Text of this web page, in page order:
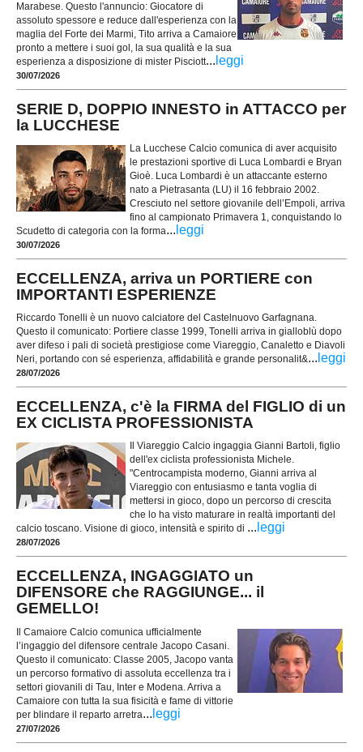
Marabese. Questo l'annuncio: Giocatore di
assoluto spessore e reduce dall'esperienza con la
maglia del Forte dei Marmi, Tito arriva a Camaiore
pronto a mettere i suoi gol, la sua qualità e la sua
esperienza a disposizione di mister Pisciott... leggi
30/07/2026
SERIE D, DOPPIO INNESTO in ATTACCO per
la LUCCHESE
La Lucchese Calcio comunica di aver acquisito
le prestazioni sportive di Luca Lombardi e Bryan
Gioè. Luca Lombardi è un attaccante esterno
nato a Pietrasanta (LU) il 16 febbraio 2002.
Cresciuto nel settore giovanile dell’Empoli, arriva
fino al campionato Primavera 1, conquistando lo
Scudetto di categoria con la forma... leggi
30/07/2026
ECCELLENZA, arriva un PORTIERE con
IMPORTANTI ESPERIENZE
Riccardo Tonelli è un nuovo calciatore del Castelnuovo Garfagnana.
Questo il comunicato: Portiere classe 1999, Tonelli arriva in gialloblù dopo
aver difeso i pali di società prestigiose come Viareggio, Canaletto e Diavoli
Neri, portando con sé esperienza, affidabilità e grande personalit&... leggi
28/07/2026
ECCELLENZA, c'è la FIRMA del FIGLIO di un
EX CICLISTA PROFESSIONISTA
Il Viareggio Calcio ingaggia Gianni Bartoli, figlio
dell'ex ciclista professionista Michele.
"Centrocampista moderno, Gianni arriva al
Viareggio con entusiasmo e tanta voglia di
mettersi in gioco, dopo un percorso di crescita
che lo ha visto maturare in realtà importanti del
calcio toscano. Visione di gioco, intensità e spirito di ... leggi
28/07/2026
ECCELLENZA, INGAGGIATO un
DIFENSORE che RAGGIUNGE... il
GEMELLO!
Il Camaiore Calcio comunica ufficialmente
l’ingaggio del difensore centrale Jacopo Casani.
Questo il comunicato: Classe 2005, Jacopo vanta
un percorso formativo di assoluta eccellenza tra i
settori giovanili di Tau, Inter e Modena. Arriva a
Camaiore con tutta la sua fisicità e fame di vittorie
per blindare il reparto arretra... leggi
27/07/2026